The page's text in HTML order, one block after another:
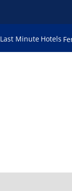
Last Minute Hotels